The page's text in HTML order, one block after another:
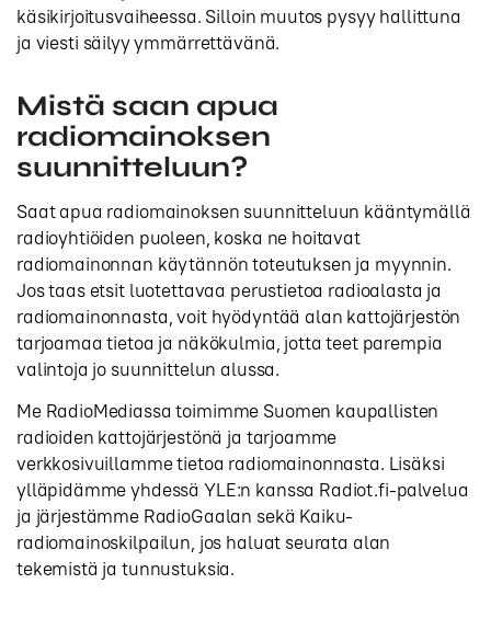
käsikirjoitusvaiheessa. Silloin muutos pysyy hallittuna
ja viesti säilyy ymmärrettävänä.
Mistä saan apua
radiomainoksen
suunnitteluun?
Saat apua radiomainoksen suunnitteluun kääntymällä
radioyhtiöiden puoleen, koska ne hoitavat
radiomainonnan käytännön toteutuksen ja myynnin.
Jos taas etsit luotettavaa perustietoa radioalasta ja
radiomainonnasta, voit hyödyntää alan kattojärjestön
tarjoamaa tietoa ja näkökulmia, jotta teet parempia
valintoja jo suunnittelun alussa.
Me RadioMediassa toimimme Suomen kaupallisten
radioiden kattojärjestönä ja tarjoamme
verkkosivuillamme tietoa radiomainonnasta. Lisäksi
ylläpidämme yhdessä YLE:n kanssa Radiot.fi-palvelua
ja järjestämme RadioGaalan sekä Kaiku-
radiomainoskilpailun, jos haluat seurata alan
tekemistä ja tunnustuksia.